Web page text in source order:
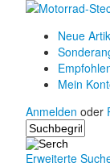
Neue
Mein
Anmelden oder
Erweiterte